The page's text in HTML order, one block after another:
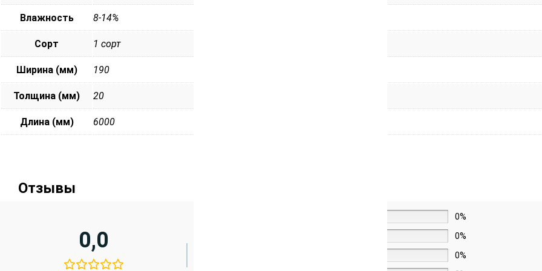
Влажность 8-14%
Сорт 1 сорт
Ширина (мм) 190
Толщина (мм) 20
Длина (мм) 6000
Отзывы
0,0
0%
0%
0%